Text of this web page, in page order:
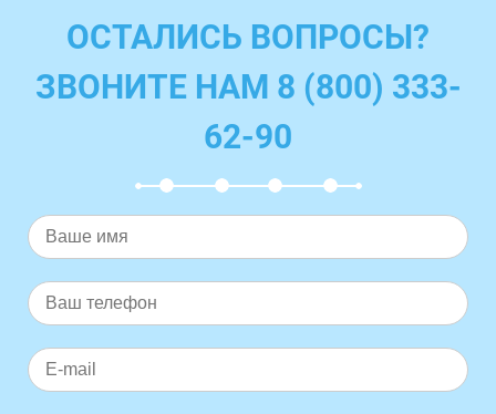
ОСТАЛИСЬ ВОПРОСЫ?
ЗВОНИТЕ НАМ 8 (800) 333-
62-90